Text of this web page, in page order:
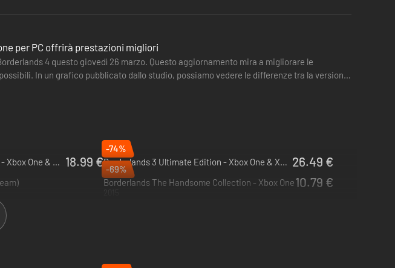
per PC offrirà prestazioni migliori
4 questo giovedì 26 marzo. Questo aggiornamento mira a migliorare le
In un grafico pubblicato dallo studio, possiamo vedere le differenze tra la versione
New Tales from The Borderlands - Xbox One & Xbox Series X|S
18.99 €
-74%
Borderlands 3 Ultimate Edition - Xbox One & Xbox Series X|S
2020
26.49 €
-69%
Borderlands The Handsome Collection - Xbox One10.79 €